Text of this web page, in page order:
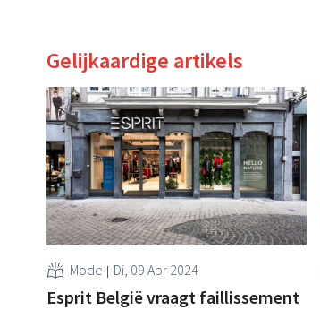
Gelijkaardige artikels
Mode Di, 09 Apr 2024
Esprit België vraagt faillissement